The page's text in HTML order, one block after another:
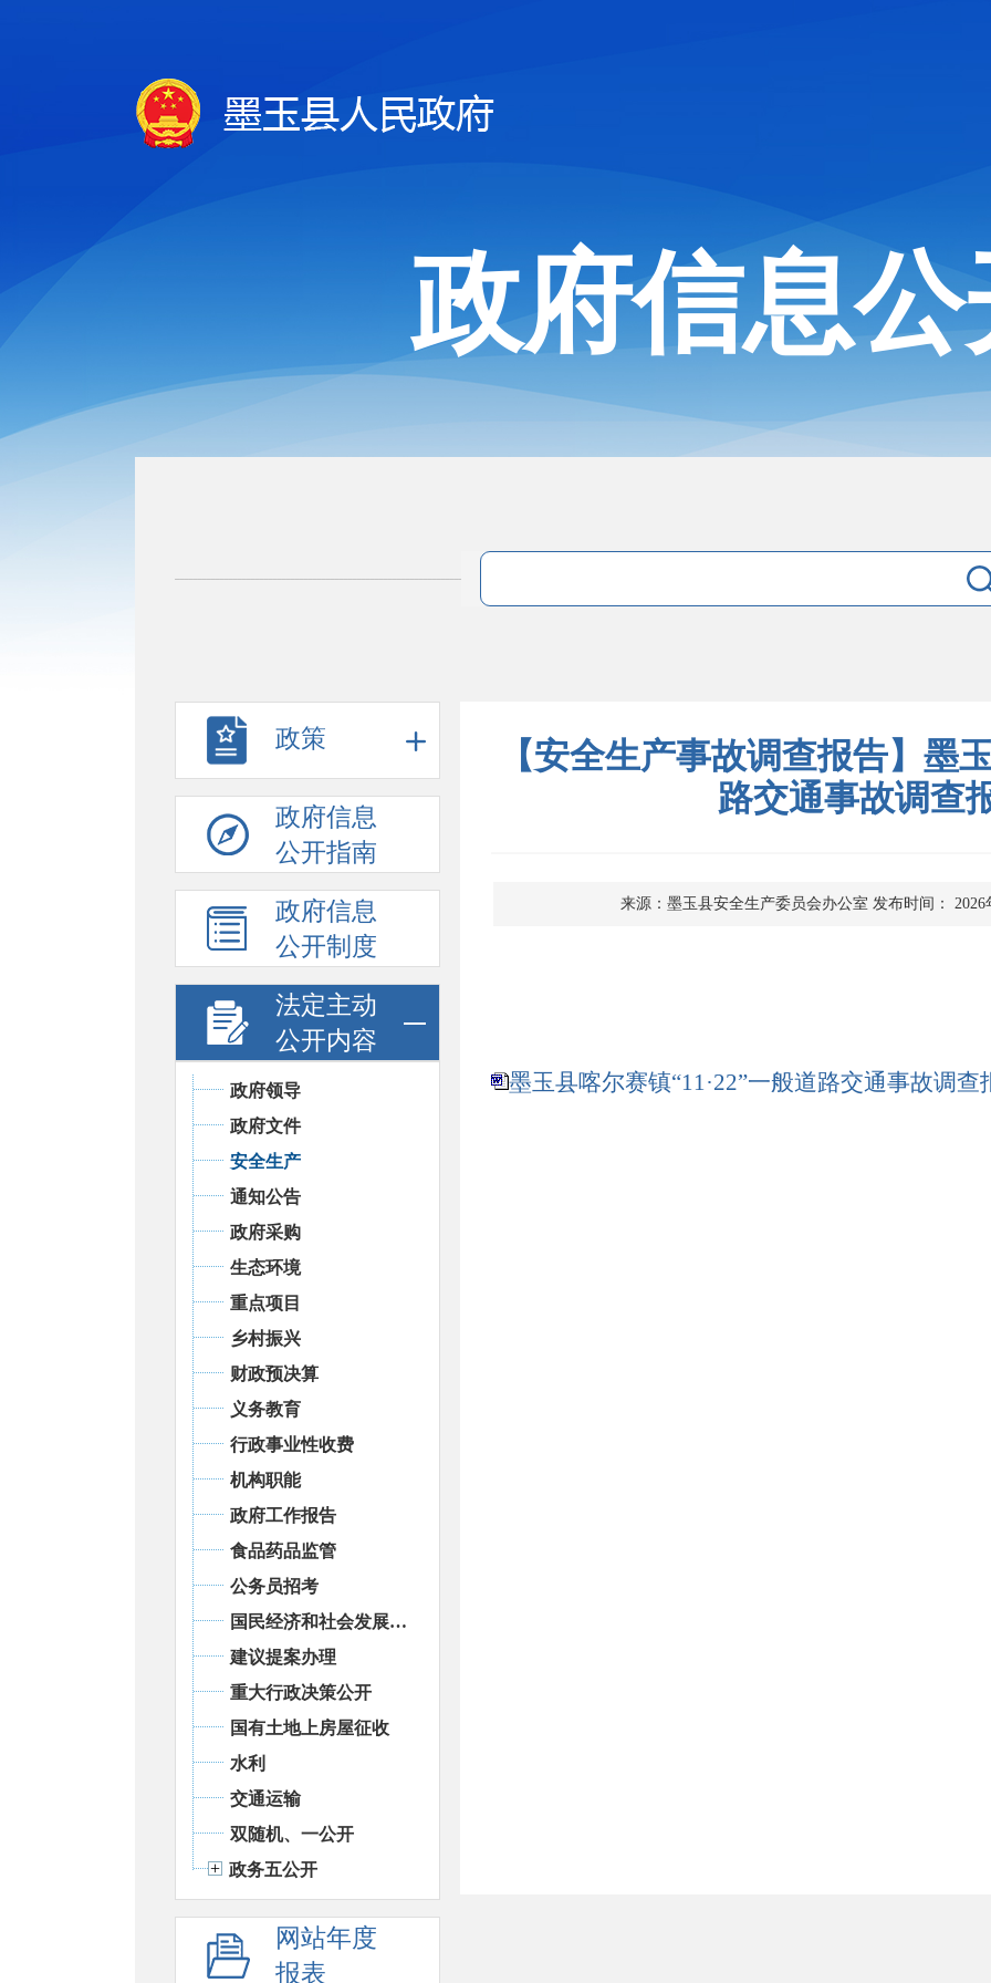
政府信息公
政策
政府信息
公开指南
政府信息
公开制度
法定主动
公开内容
政府领导
政府文件
安全生产
通知公告
政府采购
生态环境
重点项目
乡村振兴
财政预决算
义务教育
行政事业性收费
机构职能
政府工作报告
食品药品监管
公务员招考
国民经济和社会发展统计信息
建议提案办理
重大行政决策公开
国有土地上房屋征收
水利
交通运输
双随机、一公开
政务五公开
网站年度
报表
【安全生产事故调查报告】墨
路交通事故调查
来源：墨玉县安全生产委员会办公室 发布时间： 2026
墨玉县喀尔赛镇“11·22”一般道路交通事故调查